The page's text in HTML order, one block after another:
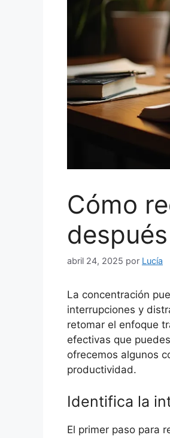
Cómo
abril 24, 2025 por Lucía
La concentración
interrupciones y
retomar el enfoque
efectivas que
ofrecemos algunos
productividad.
Identifica la
El primer paso para